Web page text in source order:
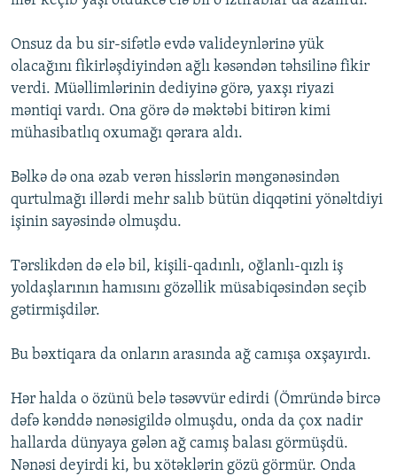
Onsuz da bu sir-sifətlə evdə valideynlərinə yük
olacağını fikirləşdiyindən ağlı kəsəndən təhsilinə fikir
verdi. Müəllimlərinin dediyinə görə, yaxşı riyazi
məntiqi vardı. Ona görə də məktəbi bitirən kimi
mühasibatlıq oxumağı qərara aldı.
Bəlkə də ona əzab verən hisslərin məngənəsindən
qurtulmağı illərdi mehr salıb bütün diqqətini yönəltdiyi
işinin sayəsində olmuşdu.
Tərslikdən də elə bil, kişili-qadınlı, oğlanlı-qızlı iş
yoldaşlarının hamısını gözəllik müsabiqəsindən seçib
gətirmişdilər.
Bu bəxtiqara da onların arasında ağ camışa oxşayırdı.
Hər halda o özünü belə təsəvvür edirdi (Ömründə bircə
dəfə kənddə nənəsigildə olmuşdu, onda da çox nadir
hallarda dünyaya gələn ağ camış balası görmüşdü.
Nənəsi deyirdi ki, bu xötəklərin gözü görmür. Onda